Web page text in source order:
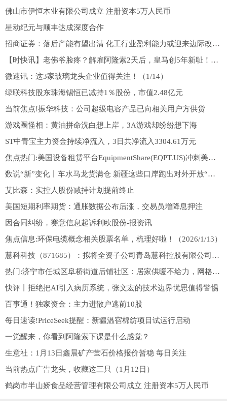
佛山市伊恒木业有限公司成立 注册资本5万人民币
星动纪元与顺丰达成深度合作
招商证券：落后产能有望出清 化工行业盈利能力或迎来边际改善-热讯
【时快讯】老佛爷脸疼？解雇阿隆索2天后，皇马创5年新耻！42岁新帅茫然插兜
微速讯：这3家玻璃龙头企业值得关注！（1/14）
绿联科技股东珠海锡恒已减持1％股份，市值2.48亿元
当前焦点!振华科技：公司超级电容产品已向相关用户方供货
游戏圈怪相：黄油拼命洗白想上岸，3A游戏却纷纷想下海
ST中青宝主力资金持续净流入，3日共净流入3304.61万元
焦点热门:美国设备租赁平台EquipmentShare(EQPT.US)冲刺美股IPO 拟募资7.47亿美元
数说“新”变化丨车水马龙货满仓 新疆这些口岸跑出对外开放“新速度”_要闻速递
艾比森：实控人股份减持计划提前终止
美国短期利率期货：通胀数据公布后涨，交易员增降息押注
因合同纠纷，赛意信息起诉利欧股份-报资讯
焦点信息:环保电缆概念相关股票名单，梳理好啦！（2026/1/13）
慧科科技（871685）：拟将全资子公司青岛慧科控股有限公司100%的股权转让给徐国倩
热门:济宁市任城区阜桥街道后铺社区：居家供暖不给力，网格员“牵头”解难题
快评丨拒绝把AI引入病历系统，张文宏的技术边界忧思值得警惕
百事通！独家资金：主力进散户逃前10股
每日速读!PriceSeek提醒：新疆温宿棉纺项目试运行启动
一觉醒来，你看到阿隆索下课是什么感觉？
生意社：1月13日鑫晨矿产萤石价格报价暂稳 每日关注
当前热点广告龙头，收藏这三只（1月12日）
鹤岗市半山娇食品经营管理有限公司成立 注册资本5万人民币